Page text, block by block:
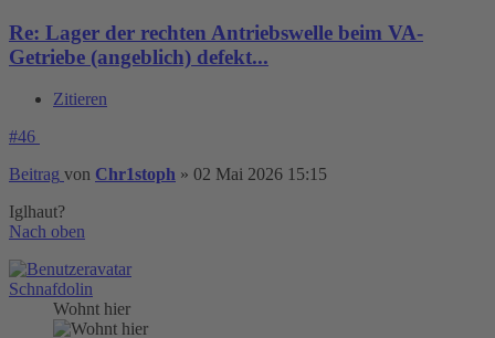
Re: Lager der rechten Antriebswelle beim VA-
Getriebe (angeblich) defekt...
Zitieren
#46
Beitrag von Chr1stoph » 02 Mai 2026 15:15
Iglhaut?
Nach oben
Schnafdolin
Wohnt hier